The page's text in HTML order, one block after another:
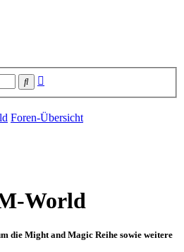
Suche
Foren-Übersicht
World
die Might and Magic Reihe sowie weitere